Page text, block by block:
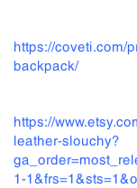
https://coveti.com/
backpack/
https://
leather-slouchy?
1-